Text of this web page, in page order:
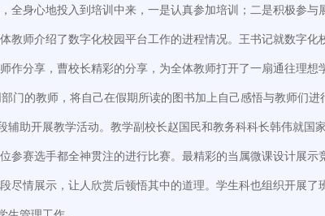
身心地投入到培训中来，一是认真参加培训；二是积极参
师介绍了数字化校园平台工作的进程情况。王书记就数字
分享，曹校长精彩的分享，为全体教师打开了一扇通往理想
门的教师，将自己在假期所读的图书加上自己感悟与教师们
助开展教学活动。教学副校长赵国民和教务科科长韩伟就国
赛选手都全神贯注的进行比赛。最精彩的当属微课设计展
情展示，让人欣赏后顿悟其中的道理。学生科也组织开展了